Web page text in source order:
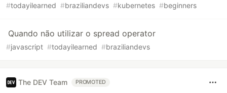
#todayilearned #braziliandevs #kubernetes #beginners
Quando não utilizar o spread operator
#javascript #todayilearned #braziliandevs
The DEV Team PROMOTED